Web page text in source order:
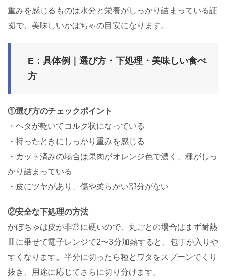
重みを感じるものは水分と栄養がしっかり詰まっている証
拠で、美味しいかぼちゃの目安になります。
E：具体例｜選び方・下処理・美味しい食べ
方
①選び方のチェックポイント
・ヘタが乾いてコルク状になっている
・持ったときにしっかり重みを感じる
・カット済みの場合は果肉がオレンジ色で濃く、種がしっ
かり詰まっている
・皮にツヤがあり、傷や柔らかい部分がない
②安全な下処理の方法
かぼちゃは皮が非常に硬いので、丸ごとの場合はまず耐熱
皿に乗せて電子レンジで2〜3分加熱すると、包丁が入りや
すくなります。半分に切ったら種とワタをスプーンでくり
抜き、用途に応じてさらに切り分けます。